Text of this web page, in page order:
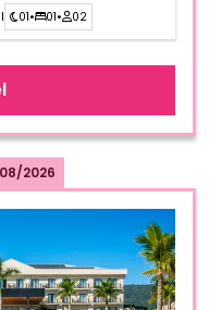
01• 01• 02
2026